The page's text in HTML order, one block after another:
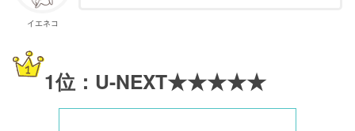
イエネコ
1位：U-NEXT★★★★★